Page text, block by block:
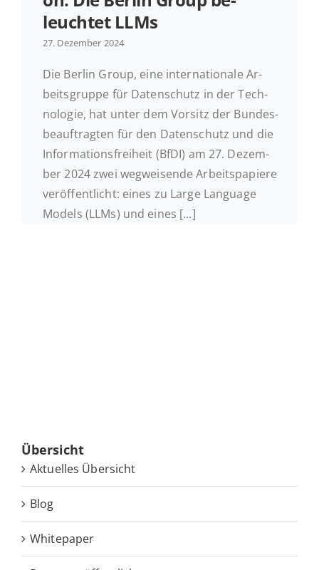
Kontakt
leuch­tet LLMs
27. De­zem­ber 2024
Die Berlin Group, eine in­ter­na­tio­na­le Ar­
beits­grup­pe für Daten­schutz in der Tech­
no­lo­gie, hat unter dem Vorsitz der Bun­des­
be­auf­trag­ten für den Daten­schutz und die
In­for­ma­ti­ons­frei­heit (BfDI) am 27. De­zem­
ber 2024 zwei weg­wei­sen­de Ar­beits­pa­pie­re
ver­öf­fent­licht: eines zu Large Lan­guage
Models (LLMs) und eines [...]
Über­sicht
Ak­tu­el­les Übersicht
Blog
White­pa­per